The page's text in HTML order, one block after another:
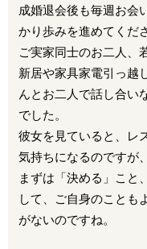
成婚退会後も毎週お会
かり歩みを進めてくだ
ご実家同士のお二人、
新居や家具家電引っ越
んとお二人で話し合い
でした。
彼女を見ていると、レ
気持ちになるのですが、
まずは「決める」こと
して、ご自身のことも
がないのですね。